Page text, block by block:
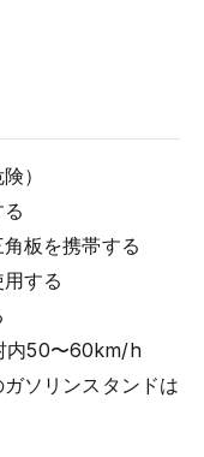
）
板を携帯する
する
内50〜60km/h
ソリンスタンドは